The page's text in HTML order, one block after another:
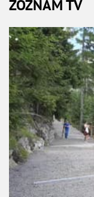
ZOZNAM TV